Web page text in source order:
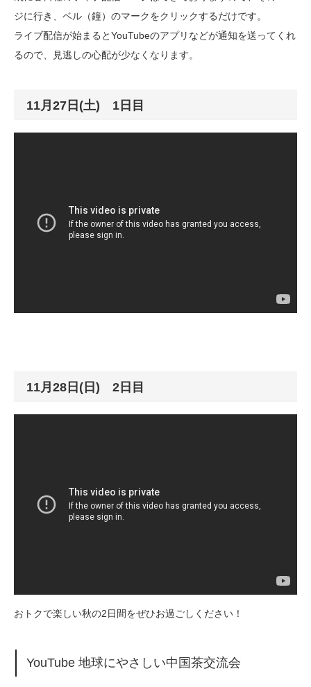
ジに行き、ベル（鐘）のマークをクリックするだけです。
ライブ配信が始まるとYouTubeのアプリなどが通知を送ってくれ
るので、見逃しの心配が少なくなります。
11月27日(土) 1日目
11月28日(日) 2日目
おトクで楽しい秋の2日間をぜひお過ごしください！
YouTube 地球にやさしい中国茶交流会